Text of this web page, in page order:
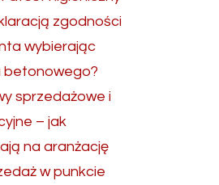
zgodności
wybierając
betonowego?
sprzedażowe i
– jak
na aranżację
w punkcie